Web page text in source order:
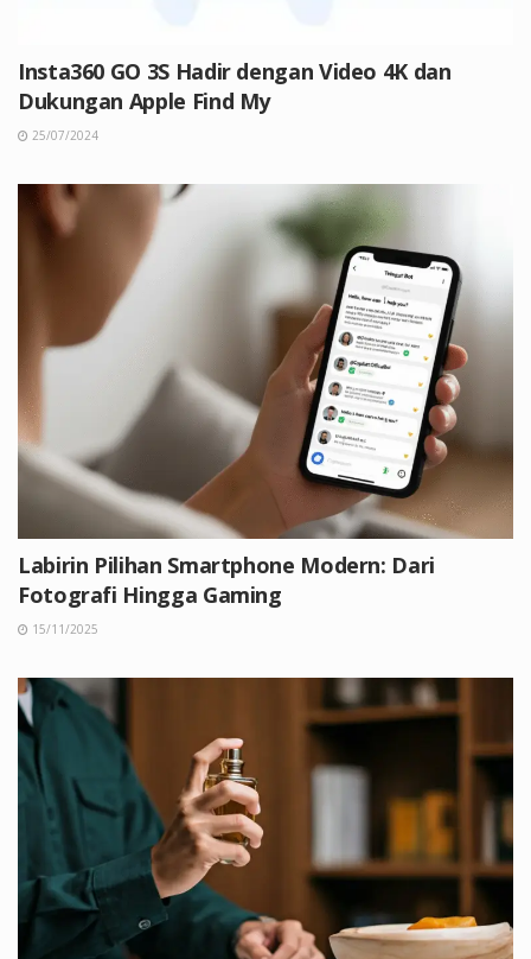
Insta360 GO 3S Hadir dengan Video 4K dan
Dukungan Apple Find My
25/07/2024
Labirin Pilihan Smartphone Modern: Dari
Fotografi Hingga Gaming
15/11/2025